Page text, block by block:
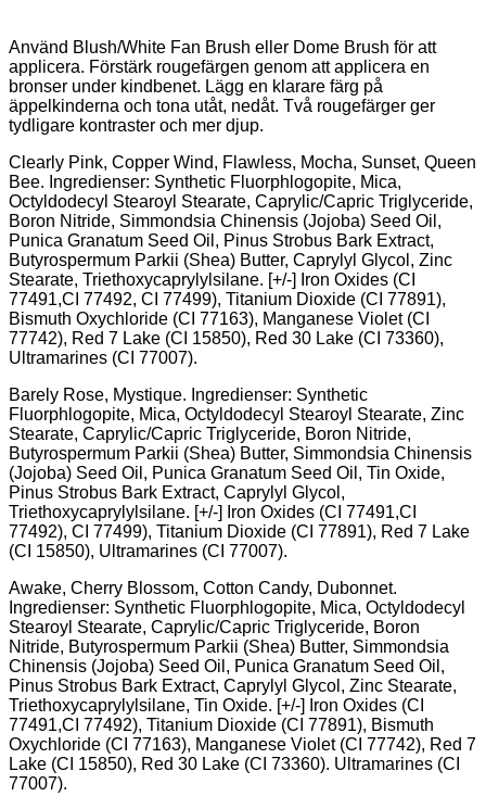
Använd Blush/White Fan Brush eller Dome Brush för att
applicera. Förstärk rougefärgen genom att applicera en
bronser under kindbenet. Lägg en klarare färg på
äppelkinderna och tona utåt, nedåt. Två rougefärger ger
tydligare kontraster och mer djup.
Clearly Pink, Copper Wind, Flawless, Mocha, Sunset, Queen
Bee. Ingredienser: Synthetic Fluorphlogopite, Mica,
Octyldodecyl Stearoyl Stearate, Caprylic/Capric Triglyceride,
Boron Nitride, Simmondsia Chinensis (Jojoba) Seed Oil,
Punica Granatum Seed Oil, Pinus Strobus Bark Extract,
Butyrospermum Parkii (Shea) Butter, Caprylyl Glycol, Zinc
Stearate, Triethoxycaprylylsilane. [+/-] Iron Oxides (CI
77491,CI 77492, CI 77499), Titanium Dioxide (CI 77891),
Bismuth Oxychloride (CI 77163), Manganese Violet (CI
77742), Red 7 Lake (CI 15850), Red 30 Lake (CI 73360),
Ultramarines (CI 77007).
Barely Rose, Mystique. Ingredienser: Synthetic
Fluorphlogopite, Mica, Octyldodecyl Stearoyl Stearate, Zinc
Stearate, Caprylic/Capric Triglyceride, Boron Nitride,
Butyrospermum Parkii (Shea) Butter, Simmondsia Chinensis
(Jojoba) Seed Oil, Punica Granatum Seed Oil, Tin Oxide,
Pinus Strobus Bark Extract, Caprylyl Glycol,
Triethoxycaprylylsilane. [+/-] Iron Oxides (CI 77491,CI
77492), CI 77499), Titanium Dioxide (CI 77891), Red 7 Lake
(CI 15850), Ultramarines (CI 77007).
Awake, Cherry Blossom, Cotton Candy, Dubonnet.
Ingredienser: Synthetic Fluorphlogopite, Mica, Octyldodecyl
Stearoyl Stearate, Caprylic/Capric Triglyceride, Boron
Nitride, Butyrospermum Parkii (Shea) Butter, Simmondsia
Chinensis (Jojoba) Seed Oil, Punica Granatum Seed Oil,
Pinus Strobus Bark Extract, Caprylyl Glycol, Zinc Stearate,
Triethoxycaprylylsilane, Tin Oxide. [+/-] Iron Oxides (CI
77491,CI 77492), Titanium Dioxide (CI 77891), Bismuth
Oxychloride (CI 77163), Manganese Violet (CI 77742), Red 7
Lake (CI 15850), Red 30 Lake (CI 73360). Ultramarines (CI
77007).